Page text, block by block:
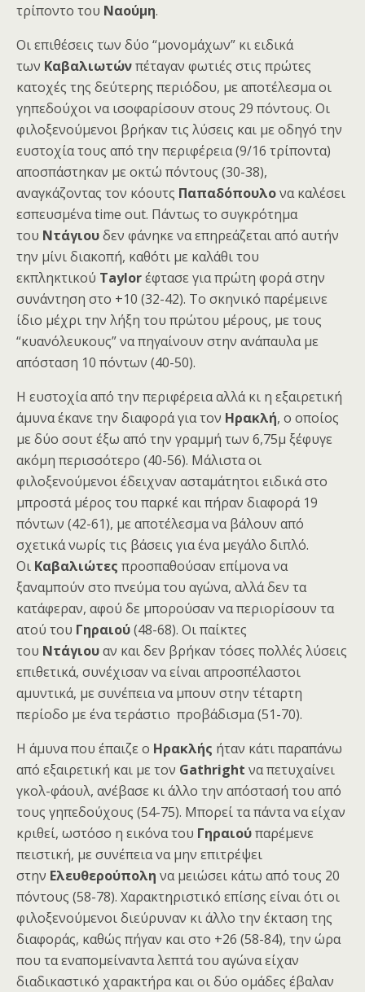
τρίποντο του Ναούμη.
Οι επιθέσεις των δύο “μονομάχων” κι ειδικά
των Καβαλιωτώνπέταγαν φωτιές στις πρώτες
κατοχές της δεύτερης περιόδου, με αποτέλεσμα οι
γηπεδούχοι να ισοφαρίσουν στους 29 πόντους. Οι
φιλοξενούμενοι βρήκαν τις λύσεις και με οδηγό την
ευστοχία τους από την περιφέρεια (9/16 τρίποντα)
αποσπάστηκαν με οκτώ πόντους (30-38),
αναγκάζοντας τον κόουτς Παπαδόπουλονα καλέσει
εσπευσμένα time out. Πάντως το συγκρότημα
του Ντάγιουδεν φάνηκε να επηρεάζεται από αυτήν
την μίνι διακοπή, καθότι με καλάθι του
εκπληκτικού Taylorέφτασε για πρώτη φορά στην
συνάντηση στο +10 (32-42). To σκηνικό παρέμεινε
ίδιο μέχρι την λήξη του πρώτου μέρους, με τους
“κυανόλευκους” να πηγαίνουν στην ανάπαυλα με
απόσταση 10 πόντων (40-50).
Η ευστοχία από την περιφέρεια αλλά κι η εξαιρετική
άμυνα έκανε την διαφορά για τον Ηρακλή, ο οποίος
με δύο σουτ έξω από την γραμμή των 6,75μ ξέφυγε
ακόμη περισσότερο (40-56). Μάλιστα οι
φιλοξενούμενοι έδειχναν ασταμάτητοι ειδικά στο
μπροστά μέρος του παρκέ και πήραν διαφορά 19
πόντων (42-61), με αποτέλεσμα να βάλουν από
σχετικά νωρίς τις βάσεις για ένα μεγάλο διπλό.
Οι Καβαλιώτες προσπαθούσαν επίμονα να
ξαναμπούν στο πνεύμα του αγώνα, αλλά δεν τα
κατάφεραν, αφού δε μπορούσαν να περιορίσουν τα
ατού του Γηραιού(48-68). Οι παίκτες
του Ντάγιουαν και δεν βρήκαν τόσες πολλές λύσεις
επιθετικά, συνέχισαν να είναι απροσπέλαστοι
αμυντικά, με συνέπεια να μπουν στην τέταρτη
περίοδο με ένα τεράστιο προβάδισμα (51-70).
Η άμυνα που έπαιζε ο Ηρακλής ήταν κάτι παραπάνω
από εξαιρετική και με τον Gathright να πετυχαίνει
γκολ-φάουλ, ανέβασε κι άλλο την απόστασή του από
τους γηπεδούχους (54-75). Μπορεί τα πάντα να είχαν
κριθεί, ωστόσο η εικόνα του Γηραιούπαρέμενε
πειστική, με συνέπεια να μην επιτρέψει
στην Ελευθερούπολη να μειώσει κάτω από τους 20
πόντους (58-78). Χαρακτηριστικό επίσης είναι ότι οι
φιλοξενούμενοι διεύρυναν κι άλλο την έκταση της
διαφοράς, καθώς πήγαν και στο +26 (58-84), την ώρα
που τα εναπομείναντα λεπτά του αγώνα είχαν
διαδικαστικό χαρακτήρα και οι δύο ομάδες έβαλαν